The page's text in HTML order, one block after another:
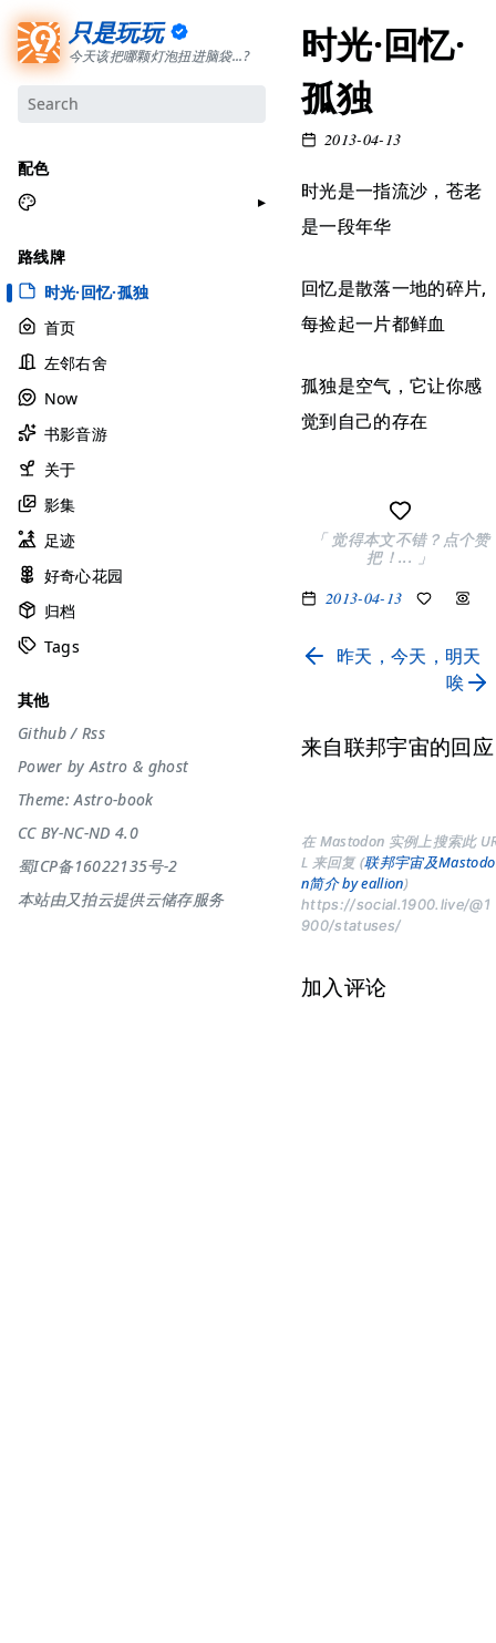
只是玩玩
今天该把哪颗灯泡扭进脑袋...?
配色
极夜黑
雅余黄
昱行粉
她的蓝
莫比乌斯
香草绿
自适应
路线牌
时光·回忆·孤独
首页
左邻右舍
Now
书影音游
关于
影集
足迹
好奇心花园
归档
Tags
其他
Github/ Rss
Power byAstro & ghost
Theme:Astro-book
CC BY-NC-ND 4.0
蜀ICP备16022135号-2
本站由又拍云提供云储存服务
时光·回忆·
孤独
2013-04-13
时光是一指流沙，苍老
是一段年华
回忆是散落一地的碎片,
每捡起一片都鲜血
孤独是空气，它让你感
觉到自己的存在
「 觉得本文不错？点个赞
把！... 」
2013-04-13
昨天，今天，明天
唉
来自联邦宇宙的回应
在 Mastodon 实例上搜索此
L 来回复 (联邦宇宙及Mastodo
n简介 by eallion)
https://social.1900.live/@1
900/statuses/
加入评论